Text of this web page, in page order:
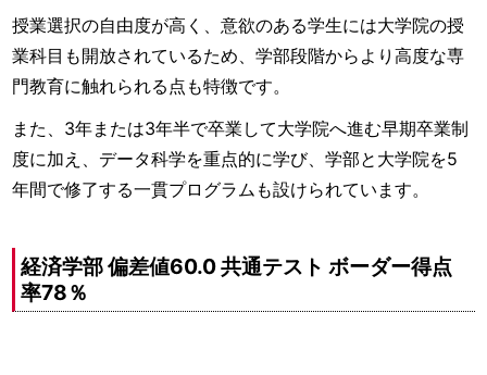
授業選択の自由度が高く、意欲のある学生には大学院の授
業科目も開放されているため、学部段階からより高度な専
門教育に触れられる点も特徴です。
また、3年または3年半で卒業して大学院へ進む早期卒業制
度に加え、データ科学を重点的に学び、学部と大学院を5
年間で修了する一貫プログラムも設けられています。
経済学部 偏差値60.0 共通テスト ボーダー得点
率78％